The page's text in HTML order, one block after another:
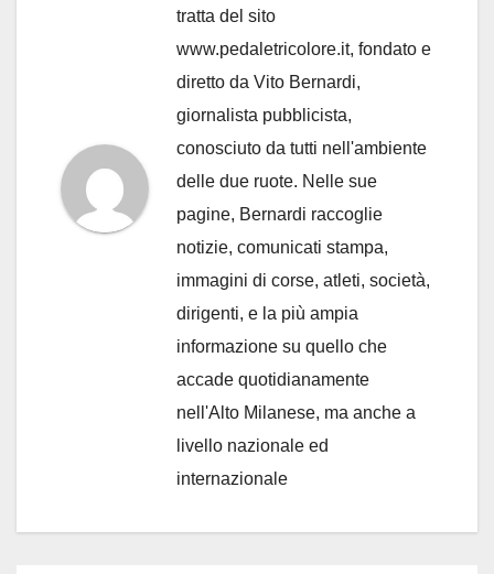
tratta del sito
www.pedaletricolore.it, fondato e
diretto da Vito Bernardi,
giornalista pubblicista,
conosciuto da tutti nell'ambiente
delle due ruote. Nelle sue
pagine, Bernardi raccoglie
notizie, comunicati stampa,
immagini di corse, atleti, società,
dirigenti, e la più ampia
informazione su quello che
accade quotidianamente
nell'Alto Milanese, ma anche a
livello nazionale ed
internazionale